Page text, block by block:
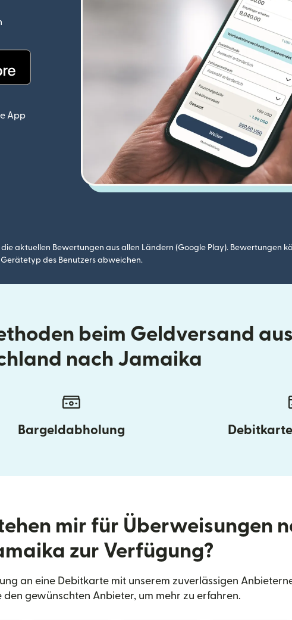
App
aktuellen Bewertungen aus allen Ländern (Google Play). Bewertungen
Gerätetyp des Benutzers abweichen.
beim Geldversand aus
nach Jamaika
Bargeldabholung
mir für Überweisungen
zur Verfügung?
an eine Debitkarte mit unserem zuverlässigen
den gewünschten Anbieter, um mehr zu erfahren.